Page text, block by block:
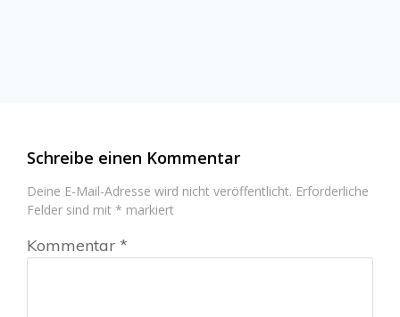
Schreibe einen Kommentar
Deine E-Mail-Adresse wird nicht veröffentlicht. Erforderliche
Felder sind mit * markiert
Kommentar *